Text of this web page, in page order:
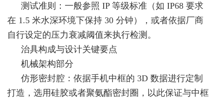
测试准则：一般参照 IP 等级标准（如 IP68 要求
在 1.5 米水深环境下保持 30 分钟），或者依据厂商
自行设定的压力衰减阈值来执行检测。
治具构成与设计关键要点
机械架构部分
仿形密封腔：依据手机中框的 3D 数据进行定制
打造，选用硅胶或者聚氨酯密封圈，以此保证与中框